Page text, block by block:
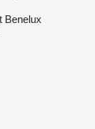
Benelux